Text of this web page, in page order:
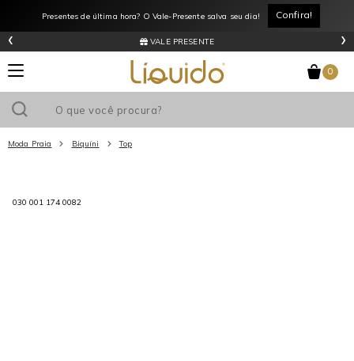
Presentes de última hora? O Vale-Presente salva seu dia! Confira!
VALE PRESENTE
‹ ›
0
Moda Praia Biquíni Top
030 001 174 0082